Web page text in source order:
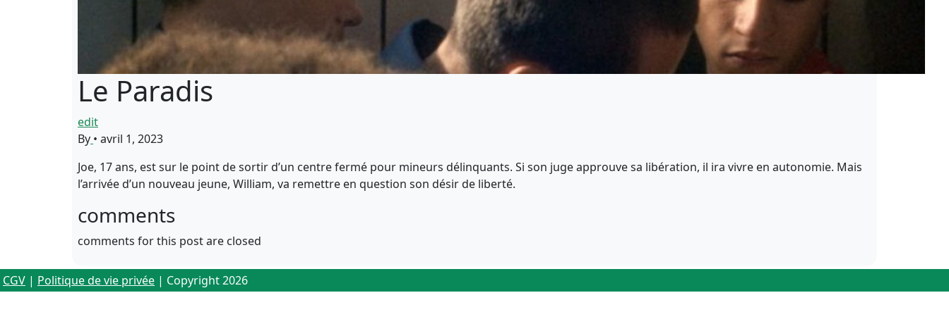
Le Paradis
edit
By • avril 1, 2023
Joe, 17 ans, est sur le point de sortir d’un centre fermé pour mineurs délinquants. Si son juge approuve sa libération, il ira vivre en autonomie. Mais
l’arrivée d’un nouveau jeune, William, va remettre en question son désir de liberté.
comments
comments for this post are closed
CGV | Politique de vie privée | Copyright 2026